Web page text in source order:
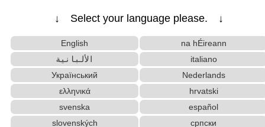
↓ Select your language please. ↓
English
na hÉireann
الألبانية
italiano
Український
Nederlands
ελληνικά
hrvatski
svenska
español
slovenských
српски